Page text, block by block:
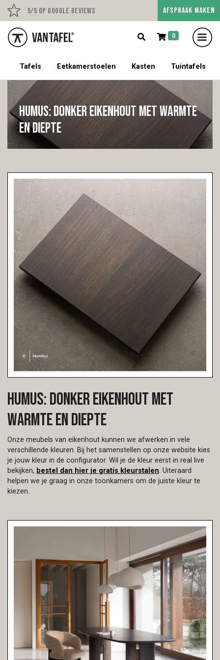
5/5 op Google Reviews Persoonlijk advies op
AFSPRAAK MAKEN
0
5% korting op een tafel met stoelen!
Tafels Eetkamerstoelen Kasten Tuintafels
Humus: donker eikenhout met warmte
en diepte
Humus: donker eikenhout met
warmte en diepte
Onze meubels van eikenhout kunnen we afwerken in vele
verschillende kleuren. Bij het samenstellen op onze website kies
je jouw kleur in de configurator. Wil je de kleur eerst in real live
bekijken, bestel dan hier je gratis kleurstalen. Uiteraard
helpen we je graag in onze toonkamers om de juiste kleur te
kiezen.